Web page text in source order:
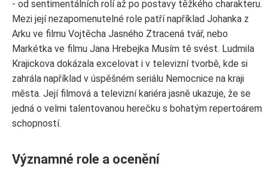
- od sentimentálních rolí až po postavy těžkého charakteru.
Mezi její nezapomenutelné role patří například Johanka z
Arku ve filmu Vojtěcha Jasného Ztracená tvář, nebo
Markétka ve filmu Jana Hrebejka Musím tě svést. Ludmila
Krajickova dokázala excelovat i v televizní tvorbě, kde si
zahrála například v úspěšném seriálu Nemocnice na kraji
města. Její filmová a televizní kariéra jasně ukazuje, že se
jedná o velmi talentovanou herečku s bohatým repertoárem
schopností.
Významné role a ocenění